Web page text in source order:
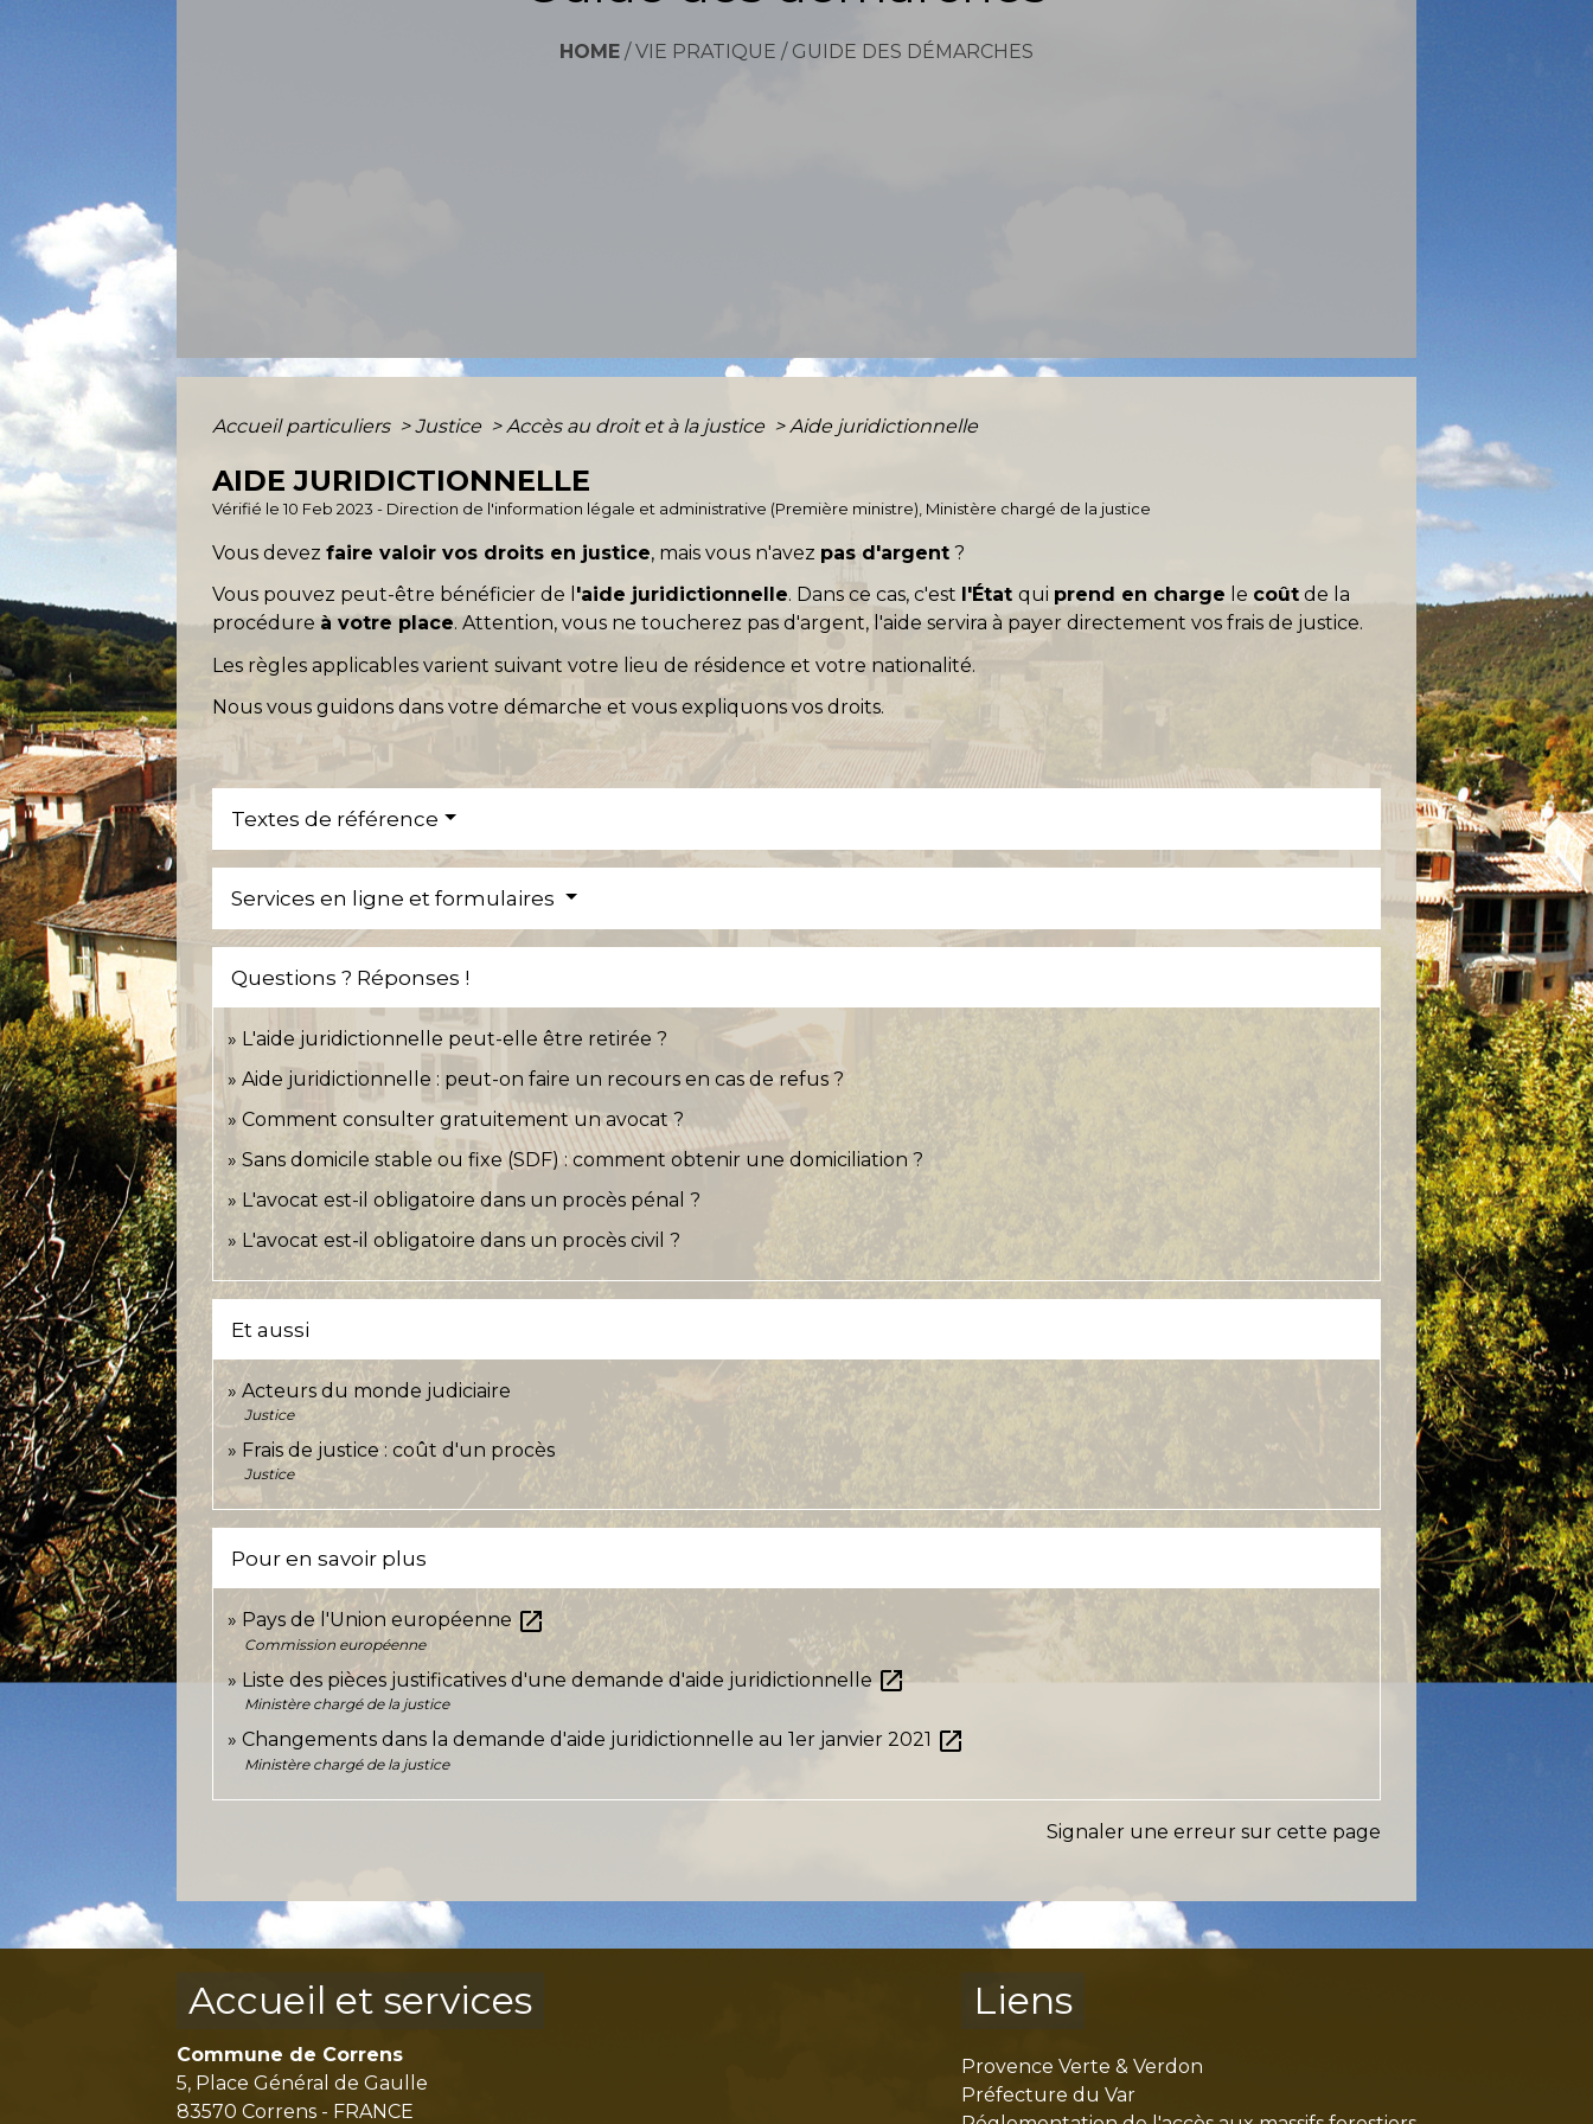
HOME /VIE PRATIQUE / GUIDE DES DÉMARCHES
Accueil particuliers > Justice > Accès au droit et à la justice > Aide juridictionnelle
AIDE JURIDICTIONNELLE
Vérifié le 10 Feb 2023 - Direction de l'information légale et administrative (Première ministre), Ministère chargé de la justice
Vous devezfaire valoir vos droits en justice, mais vous n'avez pas d'argent ?
Vous pouvez peut-être bénéficier de l 'aide juridictionnelle. Dans ce cas, c'est l'Étatqui prend en charge le coût de la
procédure à votre place. Attention, vous ne toucherez pas d'argent, l'aide servira à payer directement vos frais de justice.
Les règles applicables varient suivant votre lieu de résidence et votre nationalité.
Nous vous guidons dans votre démarche et vous expliquons vos droits.
Textes de référence
Services en ligne et formulaires
Questions ? Réponses !
L'aide juridictionnelle peut-elle être retirée ?
Aide juridictionnelle : peut-on faire un recours en cas de refus ?
Comment consulter gratuitement un avocat ?
Sans domicile stable ou fixe (SDF) : comment obtenir une domiciliation ?
L'avocat est-il obligatoire dans un procès pénal ?
L'avocat est-il obligatoire dans un procès civil ?
Et aussi
Acteurs du monde judiciaire
Justice
Frais de justice : coût d'un procès
Justice
Pour en savoir plus
Pays de l'Union européenne open_in_new
Commission européenne
Liste des pièces justificatives d'une demande d'aide juridictionnelleopen_in_new
Ministère chargé de la justice
Changements dans la demande d'aide juridictionnelle au 1er janvier 2021 open_in_new
Ministère chargé de la justice
Signaler une erreur sur cette page
Accueil et services
Commune de Correns
5, Place Général de Gaulle
83570 Correns - FRANCE
Liens
Provence Verte & Verdon
Préfecture du Var